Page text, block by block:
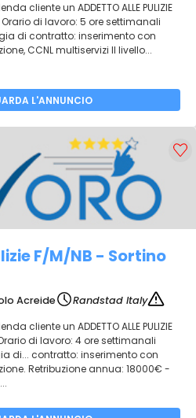
cliente un ADDETTO ALLE PULIZIE
di lavoro: 5 ore settimanali
di contratto: inserimento con
CCNL multiservizi II livello...
L'ANNUNCIO
F/M/NB - Sortino
Acreide
Randstad Italy
cliente un ADDETTO ALLE PULIZIE
di lavoro: 4 ore settimanali
di... contratto: inserimento con
Retribuzione annua: 18000€ -